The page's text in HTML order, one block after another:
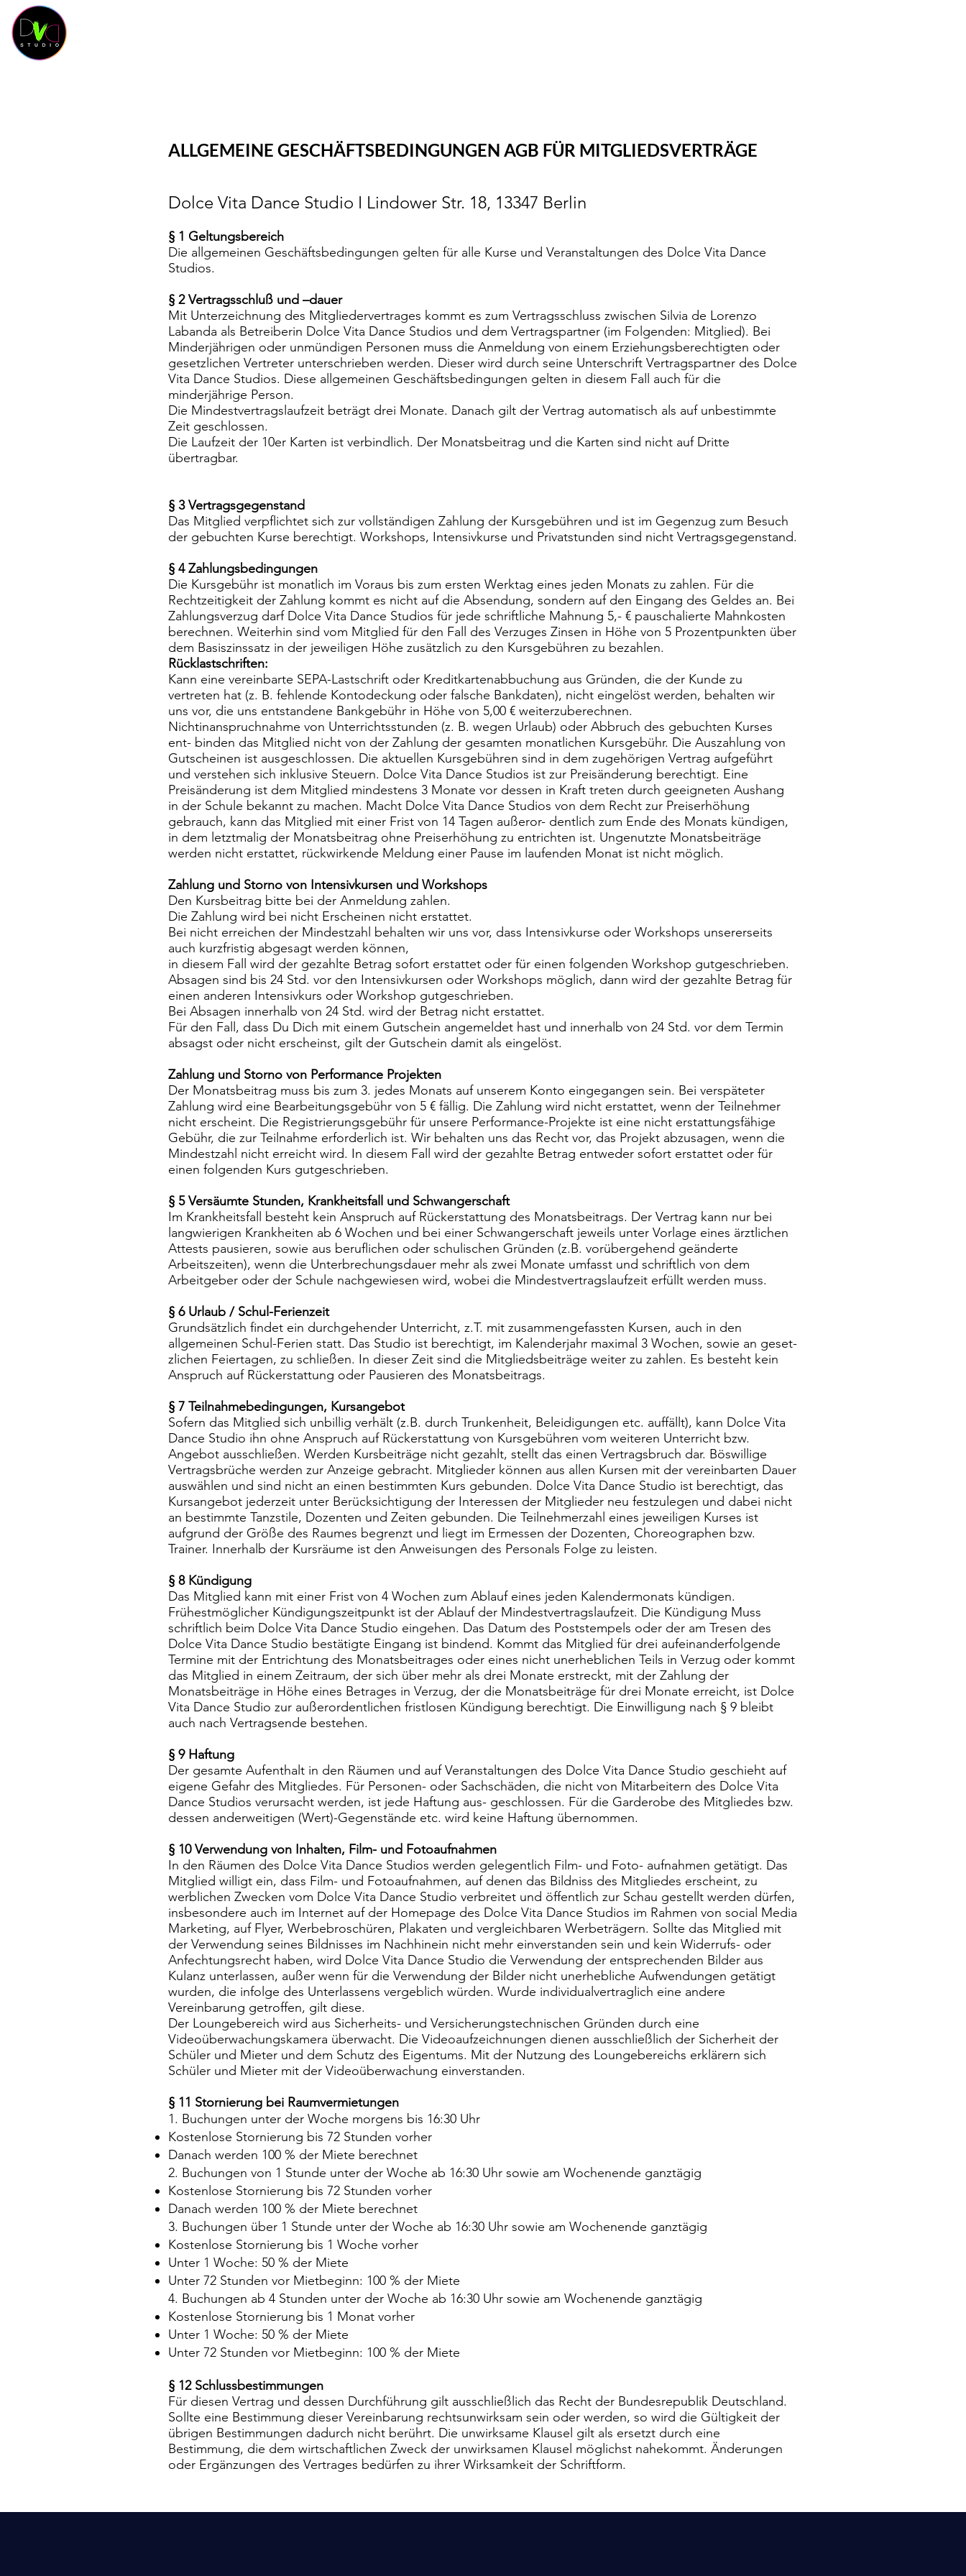
ALLGEMEINE GESCHÄFTSBEDINGUNGEN AGB FÜR MITGLIEDSVERTRÄGE
Dolce Vita Dance Studio I Lindower Str. 18, 13347 Berlin
§ 1 Geltungsbereich
Die allgemeinen Geschäftsbedingungen gelten für alle Kurse und Veranstaltungen des Dolce Vita Dance
Studios.
§ 2 Vertragsschluß und –dauer
Mit Unterzeichnung des Mitgliedervertrages kommt es zum Vertragsschluss zwischen Silvia de Lorenzo
Labanda als Betreiberin Dolce Vita Dance Studios und dem Vertragspartner (im Folgenden: Mitglied). Bei
Minderjährigen oder unmündigen Personen muss die Anmeldung von einem Erziehungsberechtigten oder
gesetzlichen Vertreter unterschrieben werden. Dieser wird durch seine Unterschrift Vertragspartner des Dolce
Vita Dance Studios. Diese allgemeinen Geschäftsbedingungen gelten in diesem Fall auch für die
minderjährige Person.
Die Mindestvertragslaufzeit beträgt drei Monate. Danach gilt der Vertrag automatisch als auf unbestimmte
Zeit geschlossen.
Die Laufzeit der 10er Karten ist verbindlich. Der Monatsbeitrag und die Karten sind nicht auf Dritte
übertragbar.
§ 3 Vertragsgegenstand
Das Mitglied verpflichtet sich zur vollständigen Zahlung der Kursgebühren und ist im Gegenzug zum Besuch
der gebuchten Kurse berechtigt. Workshops, Intensivkurse und Privatstunden sind nicht Vertragsgegenstand.
§ 4 Zahlungsbedingungen
Die Kursgebühr ist monatlich im Voraus bis zum ersten Werktag eines jeden Monats zu zahlen. Für die
Rechtzeitigkeit der Zahlung kommt es nicht auf die Absendung, sondern auf den Eingang des Geldes an. Bei
Zahlungsverzug darf Dolce Vita Dance Studios für jede schriftliche Mahnung 5,- € pauschalierte Mahnkosten
berechnen. Weiterhin sind vom Mitglied für den Fall des Verzuges Zinsen in Höhe von 5 Prozentpunkten über
dem Basiszinssatz in der jeweiligen Höhe zusätzlich zu den Kursgebühren zu bezahlen.
Rücklastschriften:
Kann eine vereinbarte SEPA-Lastschrift oder Kreditkartenabbuchung aus Gründen, die der Kunde zu
vertreten hat (z. B. fehlende Kontodeckung oder falsche Bankdaten), nicht eingelöst werden, behalten wir
uns vor, die uns entstandene Bankgebühr in Höhe von 5,00 € weiterzuberechnen.
Nichtinanspruchnahme von Unterrichtsstunden (z. B. wegen Urlaub) oder Abbruch des gebuchten Kurses
ent- binden das Mitglied nicht von der Zahlung der gesamten monatlichen Kursgebühr. Die Auszahlung von
Gutscheinen ist ausgeschlossen. Die aktuellen Kursgebühren sind in dem zugehörigen Vertrag aufgeführt
und verstehen sich inklusive Steuern. Dolce Vita Dance Studios ist zur Preisänderung berechtigt. Eine
Preisänderung ist dem Mitglied mindestens 3 Monate vor dessen in Kraft treten durch geeigneten Aushang
in der Schule bekannt zu machen. Macht Dolce Vita Dance Studios von dem Recht zur Preiserhöhung
gebrauch, kann das Mitglied mit einer Frist von 14 Tagen außeror- dentlich zum Ende des Monats kündigen,
in dem letztmalig der Monatsbeitrag ohne Preiserhöhung zu entrichten ist. Ungenutzte Monatsbeiträge
werden nicht erstattet, rückwirkende Meldung einer Pause im laufenden Monat ist nicht möglich.
Zahlung und Storno von Intensivkursen und Workshops
Den Kursbeitrag bitte bei der Anmeldung zahlen.
Die Zahlung wird bei nicht Erscheinen nicht erstattet.
Bei nicht erreichen der Mindestzahl behalten wir uns vor, dass Intensivkurse oder Workshops unsererseits
auch kurzfristig abgesagt werden können,
in diesem Fall wird der gezahlte Betrag sofort erstattet oder für einen folgenden Workshop gutgeschrieben.
Absagen sind bis 24 Std. vor den Intensivkursen oder Workshops möglich, dann wird der gezahlte Betrag für
einen anderen Intensivkurs oder Workshop gutgeschrieben.
Bei Absagen innerhalb von 24 Std. wird der Betrag nicht erstattet.
Für den Fall, dass Du Dich mit einem Gutschein angemeldet hast und innerhalb von 24 Std. vor dem Termin
absagst oder nicht erscheinst, gilt der Gutschein damit als eingelöst.
Zahlung und Storno von Performance Projekten
Der Monatsbeitrag muss bis zum 3. jedes Monats auf unserem Konto eingegangen sein. Bei verspäteter
Zahlung wird eine Bearbeitungsgebühr von 5 € fällig. Die Zahlung wird nicht erstattet, wenn der Teilnehmer
nicht erscheint. Die Registrierungsgebühr für unsere Performance-Projekte ist eine nicht erstattungsfähige
Gebühr, die zur Teilnahme erforderlich ist. Wir behalten uns das Recht vor, das Projekt abzusagen, wenn die
Mindestzahl nicht erreicht wird. In diesem Fall wird der gezahlte Betrag entweder sofort erstattet oder für
einen folgenden Kurs gutgeschrieben.
§ 5 Versäumte Stunden, Krankheitsfall und Schwangerschaft
Im Krankheitsfall besteht kein Anspruch auf Rückerstattung des Monatsbeitrags. Der Vertrag kann nur bei
langwierigen Krankheiten ab 6 Wochen und bei einer Schwangerschaft jeweils unter Vorlage eines ärztlichen
Attests pausieren, sowie aus beruflichen oder schulischen Gründen (z.B. vorübergehend geänderte
Arbeitszeiten), wenn die Unterbrechungsdauer mehr als zwei Monate umfasst und schriftlich von dem
Arbeitgeber oder der Schule nachgewiesen wird, wobei die Mindestvertragslaufzeit erfüllt werden muss.
§ 6 Urlaub / Schul-Ferienzeit
Grundsätzlich findet ein durchgehender Unterricht, z.T. mit zusammengefassten Kursen, auch in den
allgemeinen Schul-Ferien statt. Das Studio ist berechtigt, im Kalenderjahr maximal 3 Wochen, sowie an geset-
zlichen Feiertagen, zu schließen. In dieser Zeit sind die Mitgliedsbeiträge weiter zu zahlen. Es besteht kein
Anspruch auf Rückerstattung oder Pausieren des Monatsbeitrags.
§ 7 Teilnahmebedingungen, Kursangebot
Sofern das Mitglied sich unbillig verhält (z.B. durch Trunkenheit, Beleidigungen etc. auffällt), kann Dolce Vita
Dance Studio ihn ohne Anspruch auf Rückerstattung von Kursgebühren vom weiteren Unterricht bzw.
Angebot ausschließen. Werden Kursbeiträge nicht gezahlt, stellt das einen Vertragsbruch dar. Böswillige
Vertragsbrüche werden zur Anzeige gebracht. Mitglieder können aus allen Kursen mit der vereinbarten Dauer
auswählen und sind nicht an einen bestimmten Kurs gebunden. Dolce Vita Dance Studio ist berechtigt, das
Kursangebot jederzeit unter Berücksichtigung der Interessen der Mitglieder neu festzulegen und dabei nicht
an bestimmte Tanzstile, Dozenten und Zeiten gebunden. Die Teilnehmerzahl eines jeweiligen Kurses ist
aufgrund der Größe des Raumes begrenzt und liegt im Ermessen der Dozenten, Choreographen bzw.
Trainer. Innerhalb der Kursräume ist den Anweisungen des Personals Folge zu leisten.
§ 8 Kündigung
Das Mitglied kann mit einer Frist von 4 Wochen zum Ablauf eines jeden Kalendermonats kündigen.
Frühestmöglicher Kündigungszeitpunkt ist der Ablauf der Mindestvertragslaufzeit. Die Kündigung Muss
schriftlich beim Dolce Vita Dance Studio eingehen. Das Datum des Poststempels oder der am Tresen des
Dolce Vita Dance Studio bestätigte Eingang ist bindend. Kommt das Mitglied für drei aufeinanderfolgende
Termine mit der Entrichtung des Monatsbeitrages oder eines nicht unerheblichen Teils in Verzug oder kommt
das Mitglied in einem Zeitraum, der sich über mehr als drei Monate erstreckt, mit der Zahlung der
Monatsbeiträge in Höhe eines Betrages in Verzug, der die Monatsbeiträge für drei Monate erreicht, ist Dolce
Vita Dance Studio zur außerordentlichen fristlosen Kündigung berechtigt. Die Einwilligung nach § 9 bleibt
auch nach Vertragsende bestehen.
§ 9 Haftung
Der gesamte Aufenthalt in den Räumen und auf Veranstaltungen des Dolce Vita Dance Studio geschieht auf
eigene Gefahr des Mitgliedes. Für Personen- oder Sachschäden, die nicht von Mitarbeitern des Dolce Vita
Dance Studios verursacht werden, ist jede Haftung aus- geschlossen. Für die Garderobe des Mitgliedes bzw.
dessen anderweitigen (Wert)-Gegenstände etc. wird keine Haftung übernommen.
§ 10 Verwendung von Inhalten, Film- und Fotoaufnahmen
In den Räumen des Dolce Vita Dance Studios werden gelegentlich Film- und Foto- aufnahmen getätigt. Das
Mitglied willigt ein, dass Film- und Fotoaufnahmen, auf denen das Bildniss des Mitgliedes erscheint, zu
werblichen Zwecken vom Dolce Vita Dance Studio verbreitet und öffentlich zur Schau gestellt werden dürfen,
insbesondere auch im Internet auf der Homepage des Dolce Vita Dance Studios im Rahmen von social Media
Marketing, auf Flyer, Werbebroschüren, Plakaten und vergleichbaren Werbeträgern. Sollte das Mitglied mit
der Verwendung seines Bildnisses im Nachhinein nicht mehr einverstanden sein und kein Widerrufs- oder
Anfechtungsrecht haben, wird Dolce Vita Dance Studio die Verwendung der entsprechenden Bilder aus
Kulanz unterlassen, außer wenn für die Verwendung der Bilder nicht unerhebliche Aufwendungen getätigt
wurden, die infolge des Unterlassens vergeblich würden. Wurde individualvertraglich eine andere
Vereinbarung getroffen, gilt diese.
Der Loungebereich wird aus Sicherheits- und Versicherungstechnischen Gründen durch eine
Videoüberwachungskamera überwacht. Die Videoaufzeichnungen dienen ausschließlich der Sicherheit der
Schüler und Mieter und dem Schutz des Eigentums. Mit der Nutzung des Loungebereichs erklärern sich
Schüler und Mieter mit der Videoüberwachung einverstanden.
§ 11 Stornierung bei Raumvermietungen
1. Buchungen unter der Woche morgens bis 16:30 Uhr
Kostenlose Stornierung bis 72 Stunden vorher
Danach werden 100 % der Miete berechnet
2. Buchungen von 1 Stunde unter der Woche ab 16:30 Uhr sowie am Wochenende ganztägig
Kostenlose Stornierung bis 72 Stunden vorher
Danach werden 100 % der Miete berechnet
3. Buchungen über 1 Stunde unter der Woche ab 16:30 Uhr sowie am Wochenende ganztägig
Kostenlose Stornierung bis 1 Woche vorher
Unter 1 Woche: 50 % der Miete
Unter 72 Stunden vor Mietbeginn: 100 % der Miete
4. Buchungen ab 4 Stunden unter der Woche ab 16:30 Uhr sowie am Wochenende ganztägig
Kostenlose Stornierung bis 1 Monat vorher
Unter 1 Woche: 50 % der Miete
Unter 72 Stunden vor Mietbeginn: 100 % der Miete
§ 12 Schlussbestimmungen
Für diesen Vertrag und dessen Durchführung gilt ausschließlich das Recht der Bundesrepublik Deutschland.
Sollte eine Bestimmung dieser Vereinbarung rechtsunwirksam sein oder werden, so wird die Gültigkeit der
übrigen Bestimmungen dadurch nicht berührt. Die unwirksame Klausel gilt als ersetzt durch eine
Bestimmung, die dem wirtschaftlichen Zweck der unwirksamen Klausel möglichst nahekommt. Änderungen
oder Ergänzungen des Vertrages bedürfen zu ihrer Wirksamkeit der Schriftform.